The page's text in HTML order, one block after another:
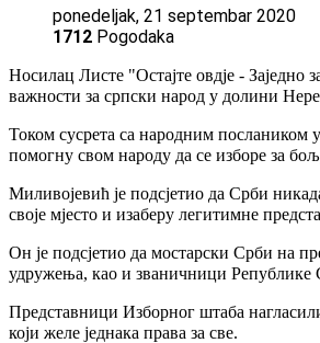
ponedeljak, 21 septembar 2020
1712 Pogodaka
Носилац Листе "Остајте овдје - Заједно
важности за српски народ у долини
Током сусрета са народним послаником
помогну свом народу да се изборе за
Миливојевић је подсјетио да Срби
своје мјесто и изаберу легитимне
Он је подсјетио да мостарски Срби на
удружења, као и званичници Републике
Представници Изборног штаба
који желе једнака права за све.